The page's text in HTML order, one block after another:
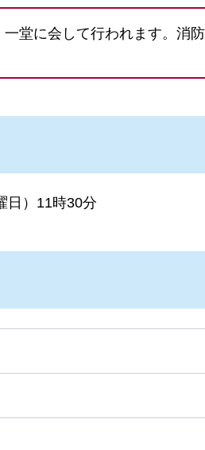
堂に会して行われます。消
日）11時30分